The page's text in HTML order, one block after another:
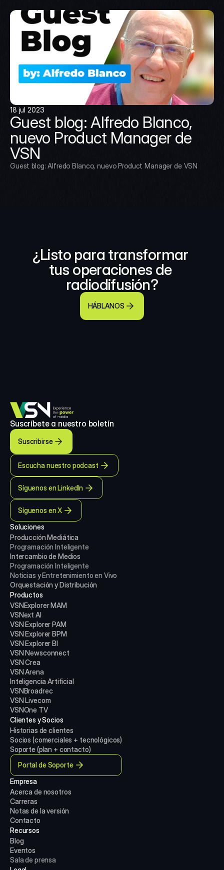
18 jul 2023
Guest blog: Alfredo Blanco,
nuevo Product Manager de
VSN
Guest blog: Alfredo Blanco, nuevo Product Manager de VSN
¿Listo para transformar
tus operaciones de
radiodifusión?
HÁBLANOS
Suscríbete a nuestro boletín
Suscribirse
Escucha nuestro podcast
Síguenos en LinkedIn
Síguenos en X
Soluciones
Producción Mediática
Programación Inteligente
Intercambio de Medios
Programación Inteligente
Noticias y Entretenimiento en Vivo
Orquestación y Distribución
Productos
VSNExplorer MAM
VSNext AI
VSN Explorer PAM
VSN Explorer BPM
VSN Explorer BI
VSN Newsconnect
VSN Crea
VSN Arena
Inteligencia Artificial
VSNBroadrec
VSN Livecom
VSNOne TV
Clientes y Socios
Historias de clientes
Socios (comerciales + tecnológicos)
Soporte (plan + contacto)
Portal de Soporte
Empresa
Acerca de nosotros
Carreras
Notas de la versión
Contacto
Recursos
Blog
Eventos
Sala de prensa